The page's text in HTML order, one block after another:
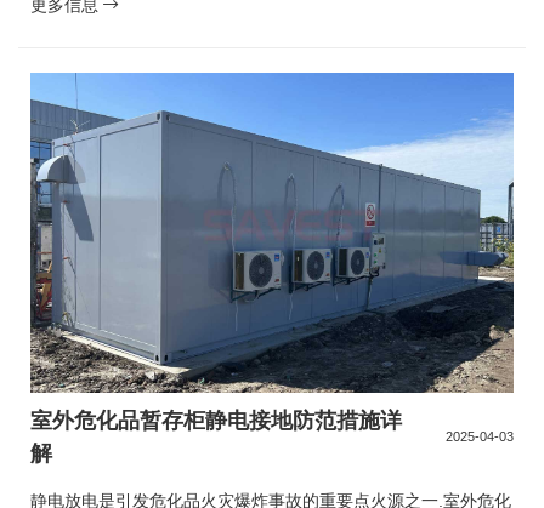
更多信息
室外危化品暂存柜静电接地防范措施详
解
2025-04-03
静电放电是引发危化品火灾爆炸事故的重要点火源之一.室外危化